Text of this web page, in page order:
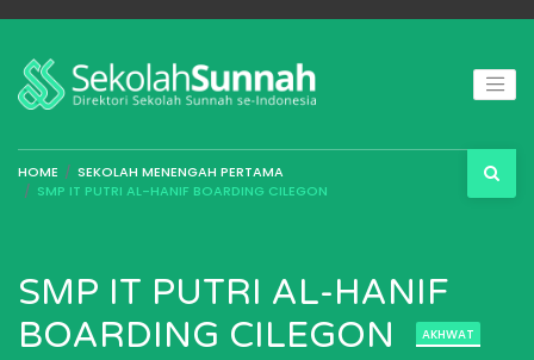
HOME
SEKOLAH MENENGAH PERTAMA
SMP IT PUTRI AL-HANIF BOARDING CILEGON
SMP IT PUTRI AL-HANIF
BOARDING CILEGON
AKHWAT